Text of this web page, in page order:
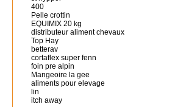
400
Pelle crottin
EQUIMIX 20 kg
distributeur aliment chevaux
Top Hay
betterav
cortaflex super fenn
foin pre alpin
Mangeoire la gee
aliments pour elevage
lin
itch away